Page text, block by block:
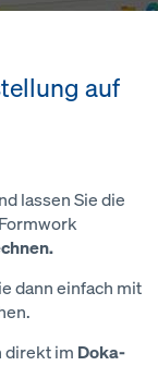
auf
lassen Sie die
dann einfach mit
direkt im Doka-